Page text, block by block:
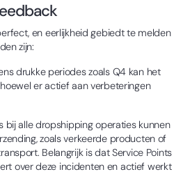
en eerlijkheid gebiedt te melden
zijn:
drukke periodes zoals Q4 kan het
er actief aan verbeteringen
bij alle dropshipping operaties kunnen
zoals verkeerde producten of
Belangrijk is dat Service Points
over deze incidenten en actief werkt